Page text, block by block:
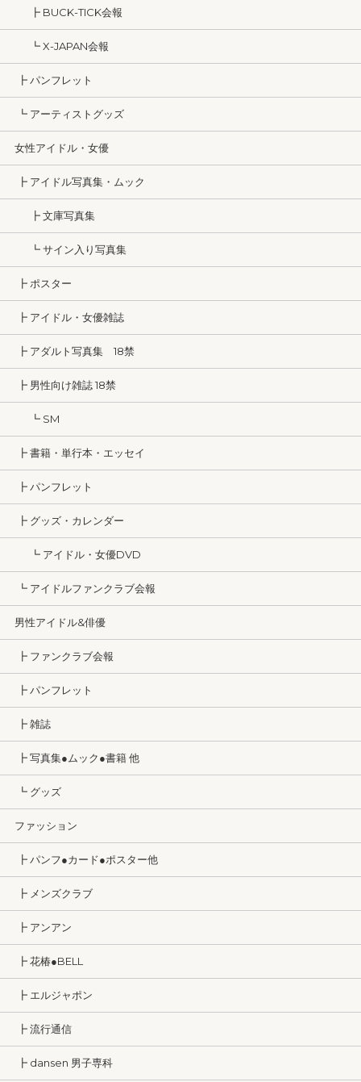
┣ BUCK-TICK会報
┗ X-JAPAN会報
┣ パンフレット
┗ アーティストグッズ
女性アイドル・女優
┣ アイドル写真集・ムック
┣ 文庫写真集
┗ サイン入り写真集
┣ ポスター
┣ アイドル・女優雑誌
┣ アダルト写真集 18禁
┣ 男性向け雑誌 18禁
┗ SM
┣ 書籍・単行本・エッセイ
┣ パンフレット
┣ グッズ・カレンダー
┗ アイドル・女優DVD
┗ アイドルファンクラブ会報
男性アイドル&俳優
┣ ファンクラブ会報
┣ パンフレット
┣ 雑誌
┣ 写真集●ムック●書籍 他
┗ グッズ
ファッション
┣ パンフ●カード●ポスター他
┣ メンズクラブ
┣ アンアン
┣ 花椿●BELL
┣ エルジャポン
┣ 流行通信
┣ dansen 男子専科